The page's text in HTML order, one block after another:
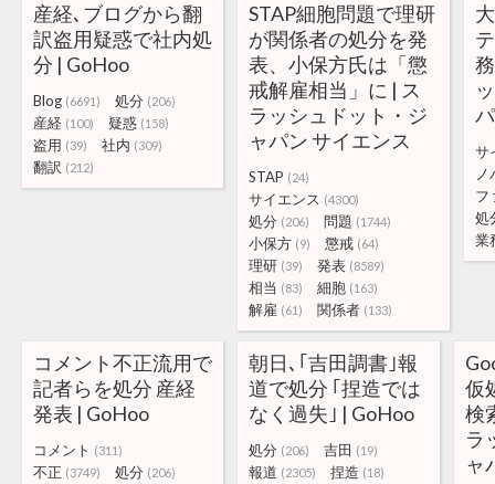
産経､ブログから翻
訳盗用疑惑で社内処
分 | GoHoo
Blog (6691) 処分 (206)
産経 (100) 疑惑 (158)
盗用 (39) 社内 (309)
翻訳 (212)
STAP細胞問題で理研
が関係者の処分を発
表、小保方氏は「懲
戒解雇相当」に | ス
ラッシュドット・ジ
ャパン サイエンス
STAP (24)
サイエンス (4300)
処分 (206) 問題 (1744)
小保方 (9) 懲戒 (64)
理研 (39) 発表 (8589)
相当 (83) 細胞 (163)
解雇 (61) 関係者 (133)
サ
フ
処
業
コメント不正流用で
記者らを処分 産経
発表 | GoHoo
コメント (311)
不正 (3749) 処分 (206)
朝日､｢吉田調書｣報
道で処分 ｢捏造では
なく過失｣ | GoHoo
処分 (206) 吉田 (19)
報道 (2305) 捏造 (18)
仮
検
ラ
ャ